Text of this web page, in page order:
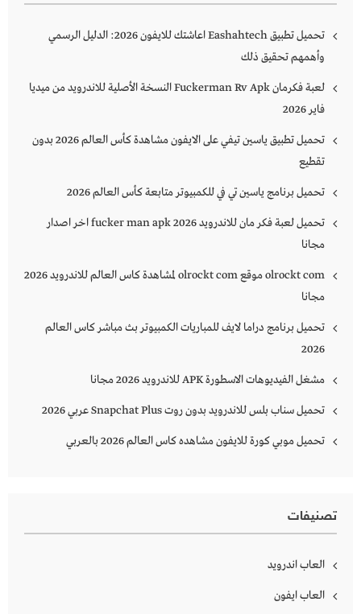
تحميل تطبيق Eashahtech اعاشتك للايفون 2026: الدليل الرسمي
وأهمهم تحقيق ذلك
لعبة فكرمان Fuckerman Rv Apk النسخة الأصلية للاندرويد من ميديا
فاير 2026
تحميل تطبيق ياسين تيفي على الايفون مشاهدة كأس العالم 2026 بدون
تقطيع
تحميل برنامج ياسين تي في للكمبيوتر متابعة كأس العالم 2026
تحميل لعبة فكر مان للاندرويد 2026 fucker man apk اخر اصدار
مجانا
olrockt com موقع olrockt com لمشاهدة كاس العالم للاندرويد 2026
مجانا
تحميل برنامج دراما لايف للمباريات الكمبيوتر بث مباشر كاس العالم
2026
مشغل الفيديوهات الاسطورة APK للاندرويد 2026 مجانا
تحميل سناب بلس للاندرويد بدون روت Snapchat Plus‏ عربي 2026
تحميل موبي كورة للايفون مشاهده كاس العالم 2026 بالعربي
تصنيفات
العاب اندرويد
العاب ايفون